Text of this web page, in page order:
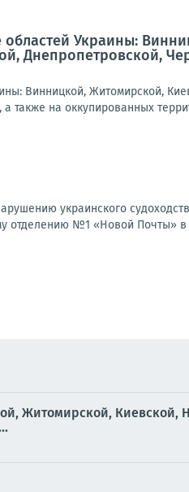
Украины:
Днепропетровской,
Винницкой, Житомирской,
также на оккупированных
украинского
отделению №1 «Новой Почты» в
Житомирской, Киевской,